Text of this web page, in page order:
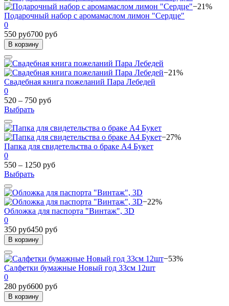
−21%
Подарочный набор с аромамаслом лимон "Сердце"
0
550 руб700 руб
В корзину
−21%
Свадебная книга пожеланий Пара Лебедей
0
520 – 750 руб
Выбрать
−27%
Папка для свидетельства о браке А4 Букет
0
550 – 1250 руб
Выбрать
−22%
Обложка для паспорта "Винтаж", 3D
0
350 руб450 руб
В корзину
−53%
Салфетки бумажные Новый год 33см 12шт
0
280 руб600 руб
В корзину